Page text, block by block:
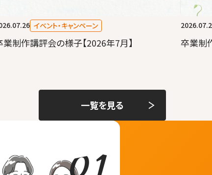
イベント・キャンペーン
業制作講評会の様子【2026年7月】 卒業制
一覧を見る
01